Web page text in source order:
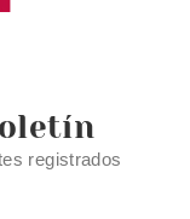
registrados